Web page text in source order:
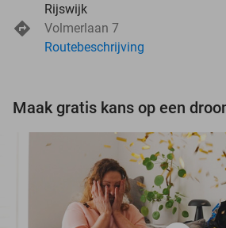
Rijswijk
Volmerlaan 7
Routebeschrijving